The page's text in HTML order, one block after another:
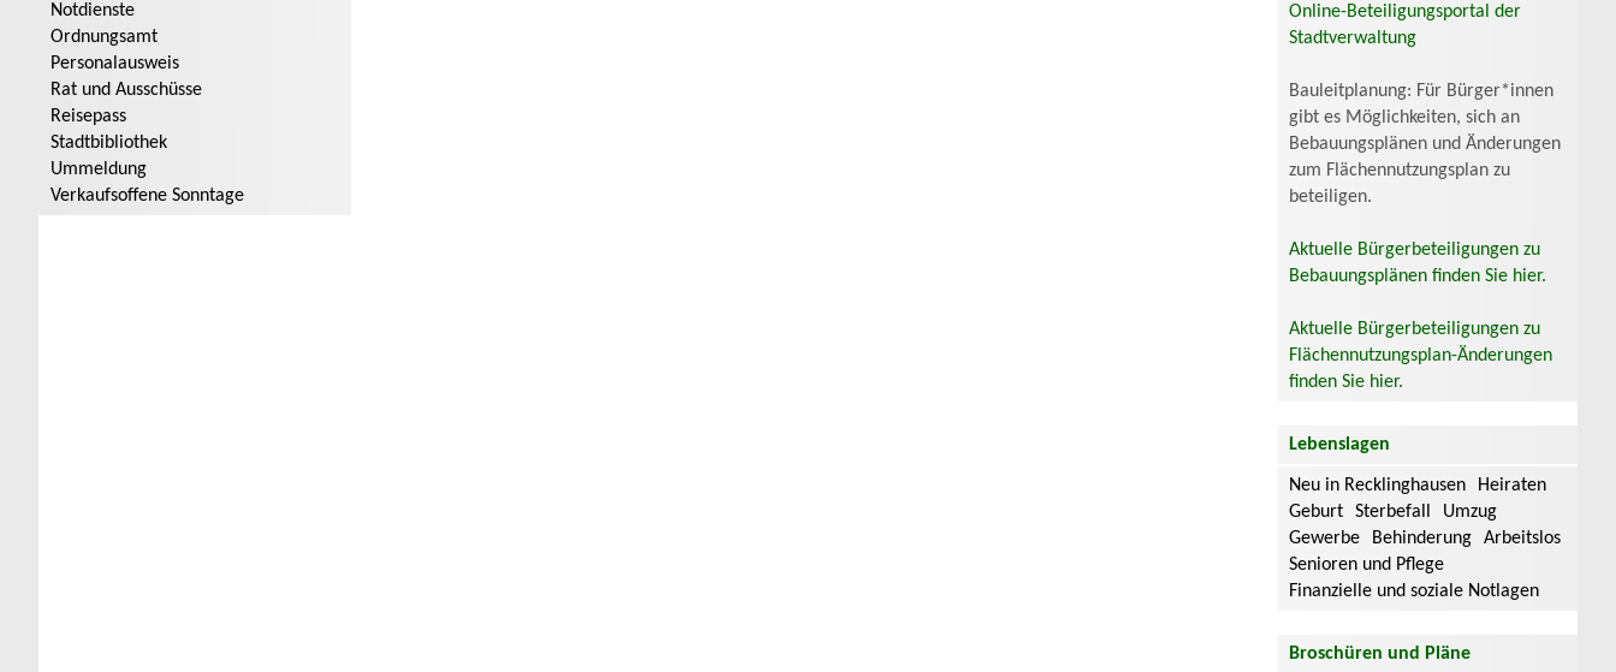
Notdienste
Ordnungsamt
Personalausweis
Rat und Ausschüsse
Reisepass
Stadtbibliothek
Ummeldung
Verkaufsoffene Sonntage
Online-Beteiligungsportal der
Stadtverwaltung
Bauleitplanung: Für Bürger*innen
gibt es Möglichkeiten, sich an
Bebauungsplänen und Änderungen
zum Flächennutzungsplan zu
beteiligen.
Aktuelle Bürgerbeteiligungen zu
Bebauungsplänen finden Sie hier.
Aktuelle Bürgerbeteiligungen zu
Flächennutzungsplan-Änderungen
finden Sie hier.
Lebenslagen
Neu in Recklinghausen
Heiraten
Geburt
Sterbefall
Umzug
Gewerbe
Behinderung
Arbeitslos
Senioren und Pflege
Finanzielle und soziale Notlagen
Broschüren und Pläne